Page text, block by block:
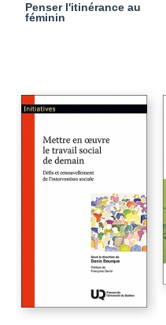
Penser l'itinérance au
féminin